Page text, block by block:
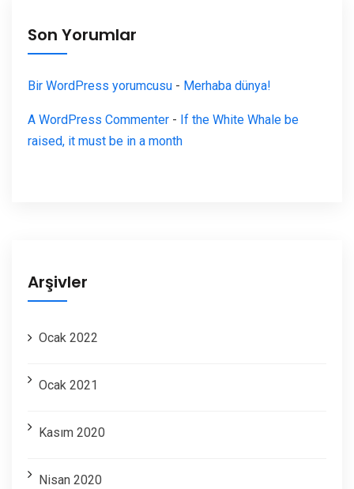
Son Yorumlar
Bir WordPress yorumcusu - Merhaba dünya!
A WordPress Commenter - If the White Whale be
raised, it must be in a month
Arşivler
Ocak 2022
Ocak 2021
Kasım 2020
Nisan 2020